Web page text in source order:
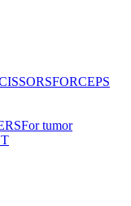
FORCEPS
For tumor